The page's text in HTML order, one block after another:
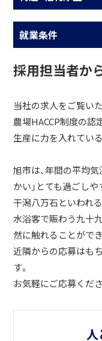
就業条件
採用担当者か
当社の求人をご覧い
農場HACCP制度の認
生産に力を入れてい
旭市は、年間の平均
かい」とても過ごし
干潟八万石といわれ
水浴客で賑わう九十
然に触れることができ
近隣からの応募はも
す。
お気軽にご応募くださ
人